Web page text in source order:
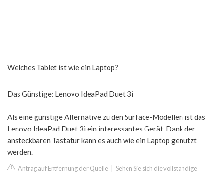
Welches Tablet ist wie ein Laptop?
Das Günstige: Lenovo IdeaPad Duet 3i
Als eine günstige Alternative zu den Surface-Modellen ist das
Lenovo IdeaPad Duet 3i ein interessantes Gerät. Dank der
ansteckbaren Tastatur kann es auch wie ein Laptop genutzt
werden.
Antrag auf Entfernung der Quelle Sehen Sie sich die vollständige